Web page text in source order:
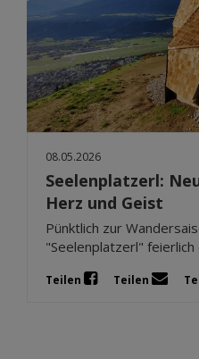
08.05.2026
Seelenplatzerl:
Herz und Geist
Pünktlich zur
"Seelenplatzerl"
Teilen Teilen